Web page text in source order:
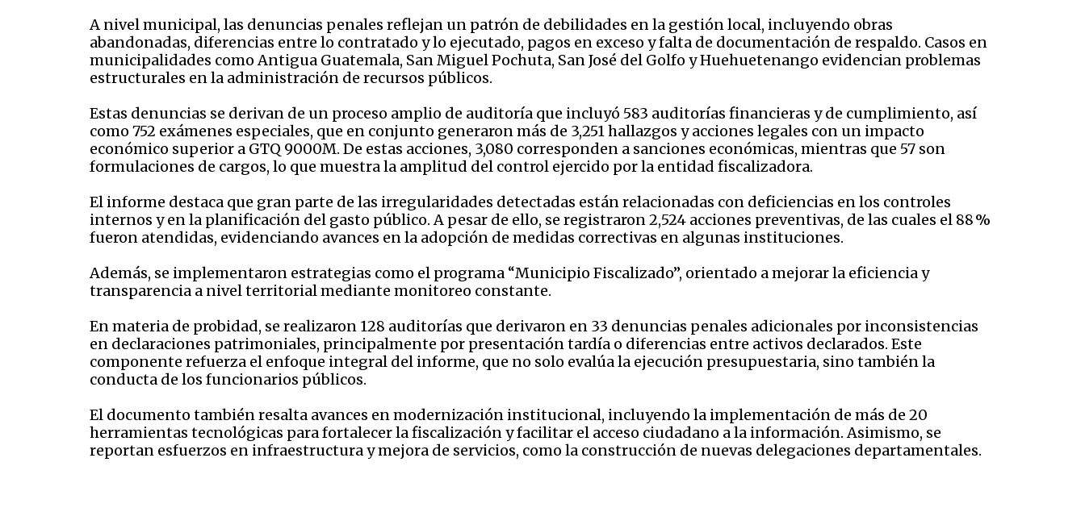
A nivel municipal, las denuncias penales reflejan un patrón de debilidades en la gestión local, incluyendo obras
abandonadas, diferencias entre lo contratado y lo ejecutado, pagos en exceso y falta de documentación de respaldo. Casos en
municipalidades como Antigua Guatemala, San Miguel Pochuta, San José del Golfo y Huehuetenango evidencian problemas
estructurales en la administración de recursos públicos.
Estas denuncias se derivan de un proceso amplio de auditoría que incluyó 583 auditorías financieras y de cumplimiento, así
como 752 exámenes especiales, que en conjunto generaron más de 3,251 hallazgos y acciones legales con un impacto
económico superior a GTQ 9000M. De estas acciones, 3,080 corresponden a sanciones económicas, mientras que 57 son
formulaciones de cargos, lo que muestra la amplitud del control ejercido por la entidad fiscalizadora.
El informe destaca que gran parte de las irregularidades detectadas están relacionadas con deficiencias en los controles
internos y en la planificación del gasto público. A pesar de ello, se registraron 2,524 acciones preventivas, de las cuales el 88 %
fueron atendidas, evidenciando avances en la adopción de medidas correctivas en algunas instituciones.
Además, se implementaron estrategias como el programa “Municipio Fiscalizado”, orientado a mejorar la eficiencia y
transparencia a nivel territorial mediante monitoreo constante.
En materia de probidad, se realizaron 128 auditorías que derivaron en 33 denuncias penales adicionales por inconsistencias
en declaraciones patrimoniales, principalmente por presentación tardía o diferencias entre activos declarados. Este
componente refuerza el enfoque integral del informe, que no solo evalúa la ejecución presupuestaria, sino también la
conducta de los funcionarios públicos.
El documento también resalta avances en modernización institucional, incluyendo la implementación de más de 20
herramientas tecnológicas para fortalecer la fiscalización y facilitar el acceso ciudadano a la información. Asimismo, se
reportan esfuerzos en infraestructura y mejora de servicios, como la construcción de nuevas delegaciones departamentales.